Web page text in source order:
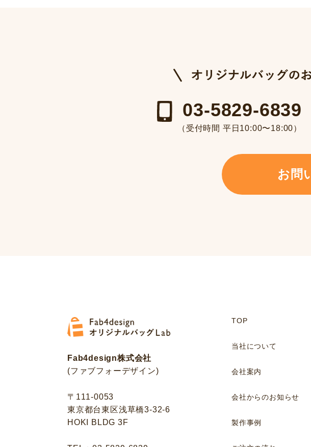
03-5829-6839
（受付時間 平日10:00〜18:00）
お問
Fab4design株式会社
(ファブフォーデザイン)
〒111-0053
東京都台東区浅草橋3-32-6
HOKI BLDG 3F
TOP
当社について
会社案内
会社からのお知らせ
製作事例